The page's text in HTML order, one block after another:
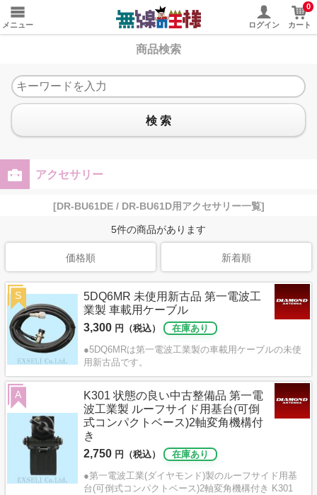
メニュー ログイン
0
カート
商品検索
検 索
アクセサリー
[DR-BU61DE / DR-BU61D用アクセサリー一覧]
5件の商品があります
価格順 新着順
5DQ6MR 未使用新古品 第一電波工
業製 車載用ケーブル
3,300 円（税込）
在庫あり
●5DQ6MRは第一電波工業製の車載用ケーブルの未使
用新古品です。
S
K301 状態の良い中古整備品 第一電
波工業製 ルーフサイド用基台(可倒
式コンパクトベース)2軸変角機構付
き
2,750 円（税込）
在庫あり
●第一電波工業(ダイヤモンド)製のルーフサイド用基
台(可倒式コンパクトベース)2軸変角機構付き K301
A